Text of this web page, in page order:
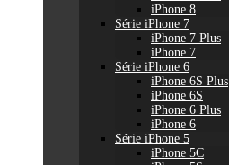
iPhone 8
Série iPhone 7
iPhone 7 Plus
iPhone 7
Série iPhone 6
iPhone 6S Plus
iPhone 6S
iPhone 6 Plus
iPhone 6
Série iPhone 5
iPhone 5C